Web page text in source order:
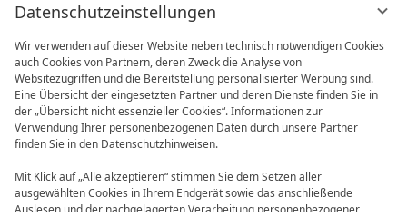
Datenschutzeinstellungen
Wir verwenden auf dieser Website neben technisch notwendigen Cookies
auch Cookies von Partnern, deren Zweck die Analyse von
Websitezugriffen und die Bereitstellung personalisierter Werbung sind.
Eine Übersicht der eingesetzten Partner und deren Dienste finden Sie in
der „Übersicht nicht essenzieller Cookies“. Informationen zur
Verwendung Ihrer personenbezogenen Daten durch unsere Partner
finden Sie in den Datenschutzhinweisen.
Mit Klick auf „Alle akzeptieren“ stimmen Sie dem Setzen aller
ausgewählten Cookies in Ihrem Endgerät sowie das anschließende
Auslesen und der nachgelagerten Verarbeitung personenbezogener
Treuekarte
Prospekte
Blog
Nachhaltigkeit
Presse
FAQ
Newsletter
VERTRAG WIDERRUFEN